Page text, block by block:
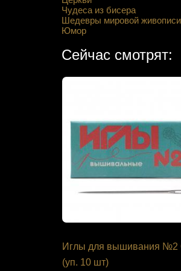
Чудеса из бисера
Шедевры мировой живописи
Юмор
Сейчас смотрят:
Иглы для вышивания №2
(уп. 10 шт)